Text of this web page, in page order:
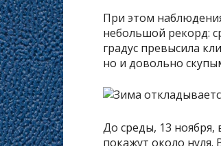
При этом
небольшой рекорд:
градус превысила
но и довольно
До среды, 13 ноября,
покажут около